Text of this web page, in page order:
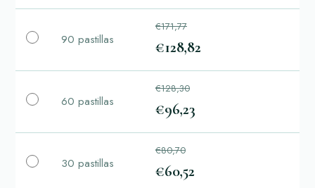
90 pastillas
€171,77
€128,82
60 pastillas
€128,30
€96,23
30 pastillas
€80,70
€60,52